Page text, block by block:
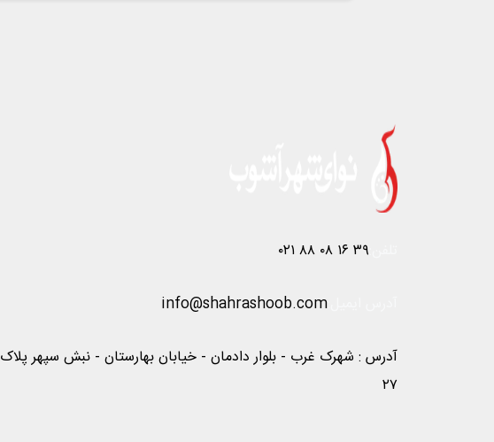
۰۲۱ ۸۸ ۰۸ ۱۶ ۳۹
info@shahrashoob.com
آدرس : شهرک غرب - بلوار دادمان - خیابان بهارستان - نبش سپهر پلاک
۲۷